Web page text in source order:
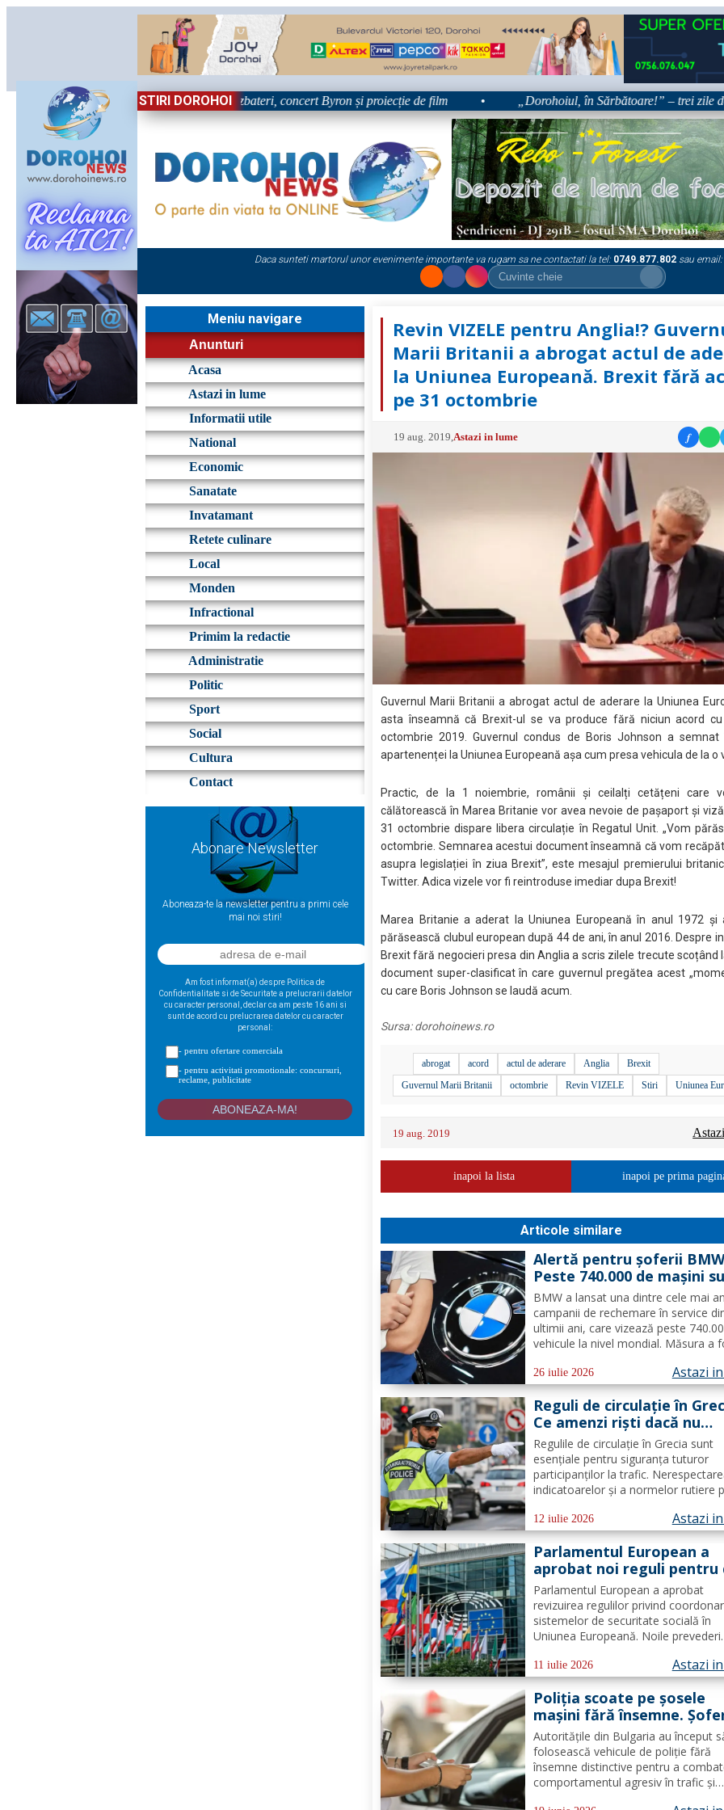
STIRI DOROHOI
primei zile la Zilele Nordului 2026: Dezbateri, concert Byron și proiecție de film „Dorohoiul, în Sărbătoare!” – trei zile
Daca sunteti martorul unor evenimente importante va rugam sa ne contactati la tel: 0749.877.802 sau email:
Meniu navigare
Anunturi
Acasa
Astazi in lume
Informatii utile
National
Economic
Sanatate
Invatamant
Retete culinare
Local
Monden
Infractional
Primim la redactie
Administratie
Politic
Sport
Social
Cultura
Contact
Abonare Newsletter
Aboneaza-te la newsletter pentru a primi cele
mai noi stiri!
Am fost informat(a) despre Politica de
Confidentialitate si de Securitate a prelucrarii datelor
cu caracter personal, declar ca am peste 16 ani si
sunt de acord cu prelucrarea datelor cu caracter
personal:
- pentru ofertare comerciala
- pentru activitati promotionale: concursuri,
reclame, publicitate
Revin VIZELE pentru Anglia!?
Marii Britanii a abrogat actul de
la Uniunea Europeană. Brexit fără
pe 31 octombrie
19 aug. 2019 Astazi in lume f
Guvernul Marii Britanii a abrogat actul de aderare la Uniunea
asta înseamnă că Brexit-ul se va produce fără niciun acord cu
octombrie 2019. Guvernul condus de Boris Johnson a semnat
apartenenței la Uniunea Europeană așa cum presa vehicula de la o
Practic, de la 1 noiembrie, românii și ceilalți cetățeni care
călătorească în Marea Britanie vor avea nevoie de pașaport și
31 octombrie dispare libera circulație în Regatul Unit. „Vom
octombrie. Semnarea acestui document înseamnă că vom
asupra legislației în ziua Brexit”, este mesajul premierului
Twitter. Adica vizele vor fi reintroduse imediar dupa Brexit!
Marea Britanie a aderat la Uniunea Europeană în anul 1972 și
părăsească clubul european după 44 de ani, în anul 2016. Despre
Brexit fără negocieri presa din Anglia a scris zilele trecute scoțând
document super-clasificat în care guvernul pregătea acest
cu care Boris Johnson se laudă acum.
Sursa:dorohoinews.ro
abrogat acord actul de aderare Anglia
Brexit
Guvernul Marii Britanii
octombrie Revin VIZELE Stiri Uniunea
19 aug. 2019
inapoi la lista inapoi pe prima
Articole similare
Alertă pentru șoferii
Peste 740.000 de mașini
chemate urgent în service.
probleme s-au descoperit
BMW a lansat una dintre cele mai
campanii de rechemare în service
ultimii ani, care vizează peste
vehicule la nivel mondial. Măsura a
demaror, care, în anumite condiții,
provoca supraîncălzirea
scurtcircuite și...
26 iulie 2026 Astazi
Reguli de circulație în
Ce amenzi riști dacă nu
respecți indicatoarele
Regulile de circulație în Grecia sunt
esențiale pentru siguranța tuturor
participanților la trafic.
indicatoarelor și a normelor rutiere
care merg în Grecia cu mașina știu
este traficul și ce reguli trebuie să
respecte, însă dacă este...
12 iulie 2026 Astazi
Parlamentul European a
aprobat noi reguli pentru
care lucrează în alt stat UE.
Se schimbă șomajul și alte
beneficii sociale
Parlamentul European a aprobat
revizuirea regulilor privind
sistemelor de securitate socială în
Uniunea Europeană. Noile prevederi
sau lucrează într-un alt stat
stabilesc reguli mai clare pentru
indemnizații familiale, detașări...
11 iulie 2026 Astazi
Poliția scoate pe șosele
mașini fără însemne.
sunt opriți cu un mesaj
pe lunetă
Autoritățile din Bulgaria au început
folosească vehicule de poliție fără
însemne distinctive pentru a
comportamentul agresiv în trafic și